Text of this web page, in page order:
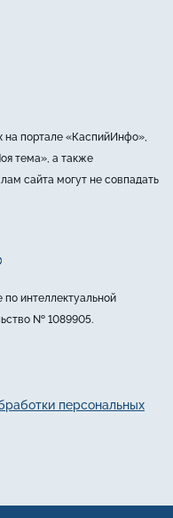
на портале «КаспийИнфо»,
тема», а также
сайта могут не совпадать
интеллектуальной
№ 1089905.
персональных